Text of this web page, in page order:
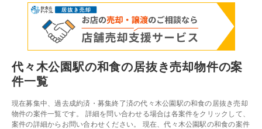
代々木公園駅の和食の居抜き売却物件の案
件一覧
現在募集中、過去成約済・募集終了済の代々木公園駅の和食の居抜き売却
物件の案件一覧です。 詳細を問い合わせる場合は各案件をクリックして、
案件の詳細からお問い合わせください。 現在、代々木公園駅の和食の案件